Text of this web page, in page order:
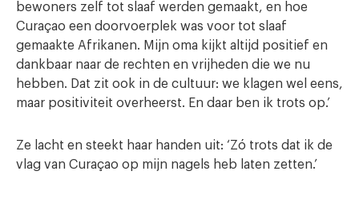
bewoners zelf tot slaaf werden gemaakt, en hoe
Curaçao een doorvoerplek was voor tot slaaf
gemaakte Afrikanen. Mijn oma kijkt altijd positief en
dankbaar naar de rechten en vrijheden die we nu
hebben. Dat zit ook in de cultuur: we klagen wel eens,
maar positiviteit overheerst. En daar ben ik trots op.’
Ze lacht en steekt haar handen uit: ‘Zó trots dat ik de
vlag van Curaçao op mijn nagels heb laten zetten.’